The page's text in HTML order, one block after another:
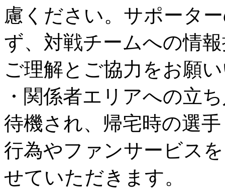
慮ください。サポータ
ず、対戦チームへの情
ご理解とご協力をお願
・関係者エリアへの立
待機され、帰宅時の選
行為やファンサービス
せていただきます。